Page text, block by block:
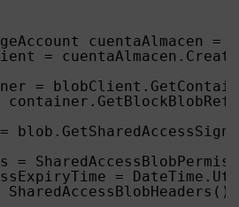
cuentaAlmacen =
=
=
=
=
SharedAccessBlobHeaders()